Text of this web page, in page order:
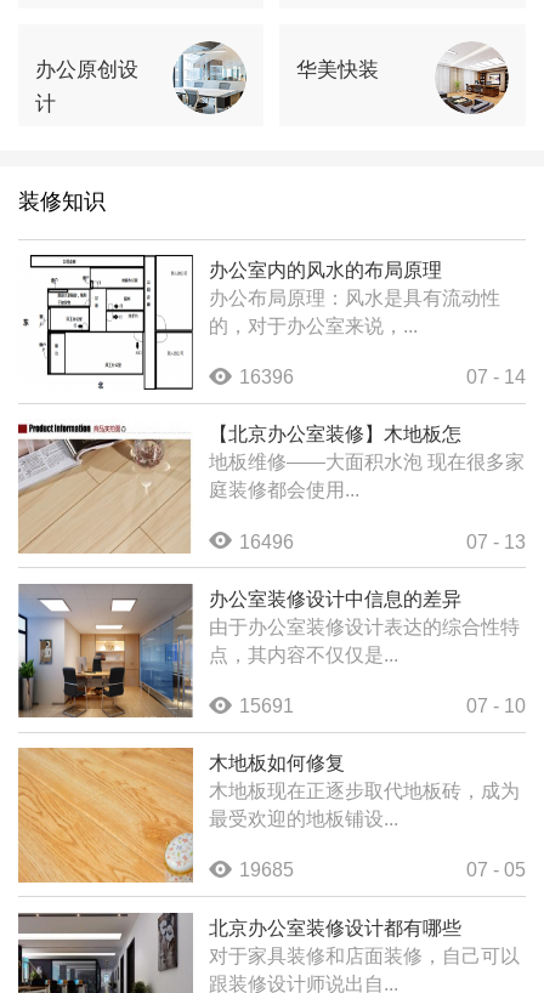
办公原创设
计
华美快装
装修知识
办公室内的风水的布局原理
办公布局原理：风水是具有流动性
的，对于办公室来说，...
16396 07 - 14
【北京办公室装修】木地板怎
地板维修——大面积水泡 现在很多家
庭装修都会使用...
16496 07 - 13
办公室装修设计中信息的差异
由于办公室装修设计表达的综合性特
点，其内容不仅仅是...
15691 07 - 10
木地板如何修复
木地板现在正逐步取代地板砖，成为
最受欢迎的地板铺设...
19685 07 - 05
北京办公室装修设计都有哪些
对于家具装修和店面装修，自己可以
跟装修设计师说出自...